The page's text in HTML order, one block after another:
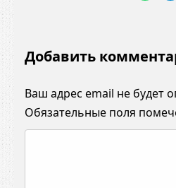
Добавить
Ваш адрес email не будет
Обязательные поля